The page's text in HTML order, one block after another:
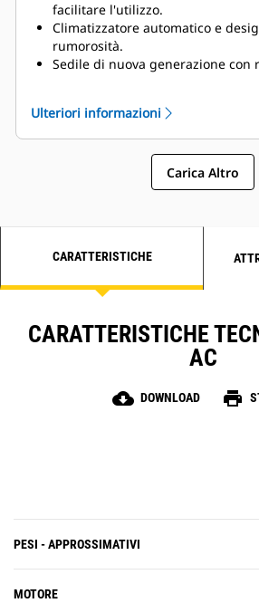
facilitare l'utilizzo.
Climatizzatore automatico e
rumorosità.
Sedile di nuova generazione con
posteriori, laterali e lombari per
stabilità.
Ulteriori informazioni
Carica Altro
CARATTERISTICHE
CARATTERISTICHE
AC
cloud_download DOWNLOAD print
PESI - APPROSSIMATIVI
MOTORE